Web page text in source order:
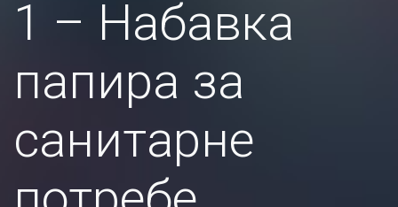
1 – Набавка
папира за
санитарне